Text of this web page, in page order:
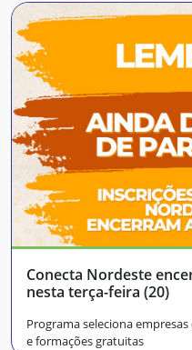
Conecta Nordeste
nesta terça-feira (20)
Programa seleciona
e formações gratuitas